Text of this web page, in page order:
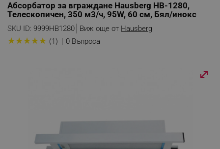
Абсорбатор за вграждане Hausberg HB-1280,
Телескопичен, 350 м3/ч, 95W, 60 см, Бял/инокс
SKU ID: 9999HB1280 Виж още от Hausberg
★★★★★ (1) 0 Въпроса